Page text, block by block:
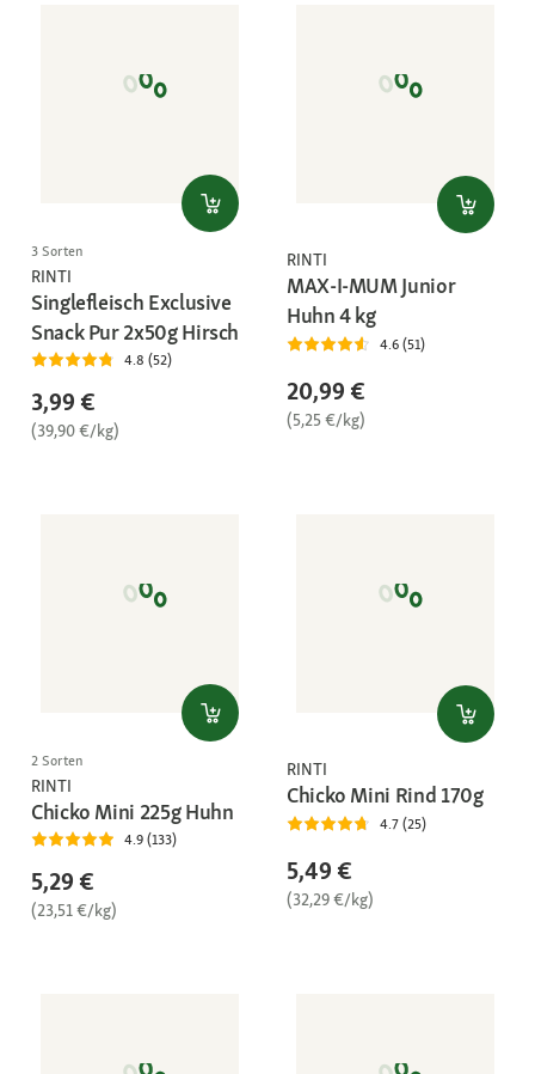
3 Sorten
RINTI
Singlefleisch Exclusive
Snack Pur 2x50g Hirsch
4.8 (52)
3,99 €
(39,90 €/kg)
RINTI
MAX-I-MUM Junior
Huhn 4 kg
4.6 (51)
20,99 €
(5,25 €/kg)
2 Sorten
RINTI
Chicko Mini 225g Huhn
4.9 (133)
5,29 €
(23,51 €/kg)
RINTI
Chicko Mini Rind 170g
4.7 (25)
5,49 €
(32,29 €/kg)